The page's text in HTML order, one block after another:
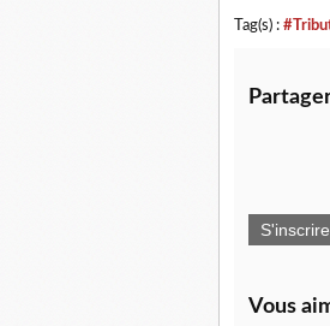
Tag(s) :
Vous